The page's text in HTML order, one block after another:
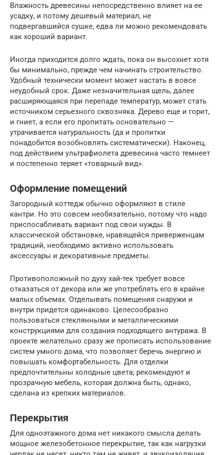
Влажность древесины непосредственно влияет на ее
усадку, и потому дешевый материал, не
подвергавшийся сушке, едва ли можно рекомендовать
как хороший вариант.
Иногда приходится долго ждать, пока он высохнет хотя
бы минимально, прежде чем начинать строительство.
Удобный технически момент может настать в вовсе
неудобный срок. Даже незначительная щель, далее
расширяющаяся при перепаде температур, может стать
источником серьезного сквозняка. Дерево еще и горит,
и гниет, а если его пропитать основательно —
утрачивается натуральность (да и пропитки
понадобится возобновлять систематически). Наконец,
под действием ультрафиолета древесина часто темнеет
и постепенно теряет «товарный вид».
Оформление помещений
Загородный коттедж обычно оформляют в стиле
кантри. Но это совсем необязательно, потому что надо
приспосабливать вариант под свои нужды. В
классической обстановке, нравящейся приверженцам
традиций, необходимо активно использовать
аксессуары и декоративные предметы.
Противоположный по духу хай-тек требует вовсе
отказаться от декора или же употреблять его в крайне
малых объемах. Отделывать помещения снаружи и
внутри придется одинаково. Целесообразно
пользоваться стеклянными и металлическими
конструкциями для создания подходящего антуража. В
проекте желательно сразу же прописать использование
систем умного дома, что позволяет беречь энергию и
повышать комфортабельность. Для отделки
предпочтительны холодные цвета; рекомендуют и
прозрачную мебель, которая должна быть, однако,
сделана из крепких материалов.
Перекрытия
Для одноэтажного дома нет никакого смысла делать
мощное железобетонное перекрытие, так как нагрузки